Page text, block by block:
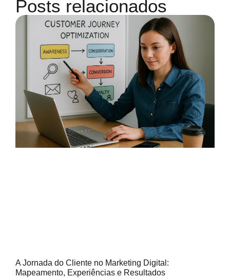
Posts relacionados
A Jornada do Cliente no Marketing Digital:
Mapeamento, Experiências e Resultados